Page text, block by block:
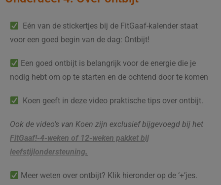
Eén van de stickertjes bij de FitGaaf-kalender staat
voor een goed begin van de dag: Ontbijt!
Een goed ontbijt is belangrijk voor de energie die je
nodig hebt om op te starten en de ochtend door te komen
Koen geeft in deze video praktische tips over ontbijt.
Ook de video’s van Koen zijn exclusief bijgevoegd bij het
FitGaaf!-4-weken of 12-weken pakket bij
leefstijlondersteuning.
Meer weten over ontbijt? Klik hieronder op de ‘+’jes.